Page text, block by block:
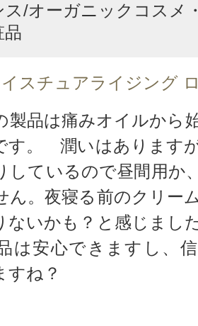
ス/オーガニックコスメ
品
スチュアライジング
製品は痛みオイルから
す。 潤いはあります
しているので昼間用か
ん。夜寝る前のクリー
ないかも？と感じまし
は安心できますし、
すね？